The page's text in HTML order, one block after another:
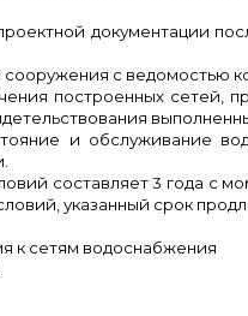
документации
с ведомостью
построенных сетей,
и обслуживание
составляет 3 года с
указанный срок
к сетям водоснабжения